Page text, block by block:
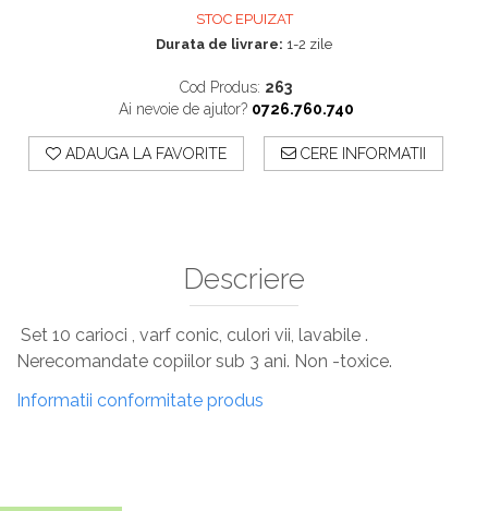
STOC EPUIZAT
Durata de livrare: 1-2 zile
Cod Produs: 263
Ai nevoie de ajutor? 0726.760.740
ADAUGA LA FAVORITE CERE INFORMATII
Descriere
Set 10 carioci , varf conic, culori vii, lavabile .
Nerecomandate copiilor sub 3 ani. Non -toxice.
Informatii conformitate produs